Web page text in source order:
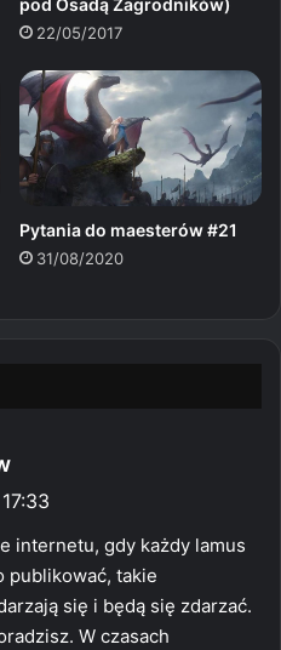
pod Osadą Zagrodników)
22/05/2017
Pytania do maesterów #21
31/08/2020
i
e
:
internetu, gdy każdy lamus
publikować, takie
się i będą się zdarzać.
W czasach